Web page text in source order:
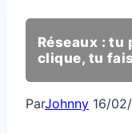
Réseaux : tu
clique, tu
ParJohnny 16/